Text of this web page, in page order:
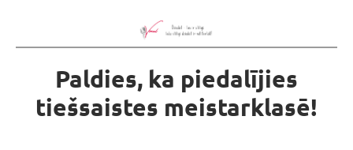
Paldies, ka piedalījies
tiešsaistes meistarklasē!